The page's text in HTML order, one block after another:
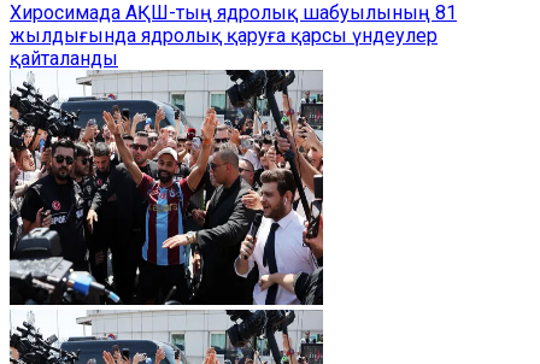
Хиросимада АҚШ-тың ядролық шабуылының 81
жылдығында ядролық қаруға қарсы үндеулер
қайталанды